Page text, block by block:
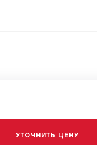
УТОЧНИТЬ ЦЕНУ